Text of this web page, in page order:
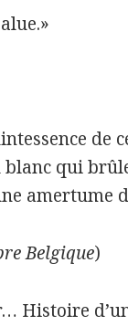
de
qui
amertume
Belgique)
Histoire